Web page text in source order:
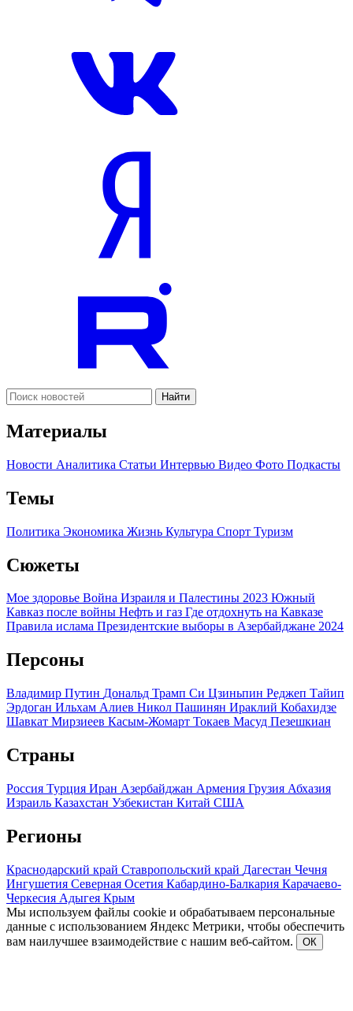
Найти
Материалы
Новости Аналитика Статьи Интервью Видео Фото Подкасты
Темы
Политика Экономика Жизнь Культура Спорт Туризм
Сюжеты
Мое здоровье Война Израиля и Палестины 2023 Южный
Кавказ после войны Нефть и газ Где отдохнуть на Кавказе
Правила ислама Президентские выборы в Азербайджане 2024
Персоны
Владимир Путин Дональд Трамп Си Цзиньпин Реджеп Тайип
Эрдоган Ильхам Алиев Никол Пашинян Ираклий Кобахидзе
Шавкат Мирзиеев Касым-Жомарт Токаев Масуд Пезешкиан
Страны
Россия Турция Иран Азербайджан Армения Грузия Абхазия
Израиль Казахстан Узбекистан Китай США
Регионы
Краснодарский край Ставропольский край Дагестан Чечня
Ингушетия Северная Осетия Кабардино-Балкария Карачаево-
Черкесия Адыгея Крым
Мы используем файлы cookie и обрабатываем персональные
данные с использованием Яндекс Метрики, чтобы обеспечить
вам наилучшее взаимодействие с нашим веб-сайтом.
ОК